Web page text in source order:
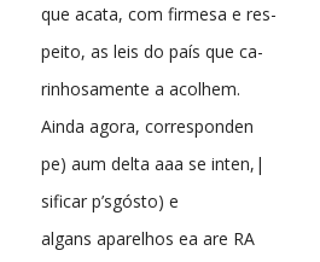
que acata, com firmesa e res-
peito, as leis do país que ca-
rinhosamente a acolhem.
Ainda agora, corresponden
pe) aum delta aaa se inten,|
sificar p’sgósto) e
algans aparelhos ea are RA